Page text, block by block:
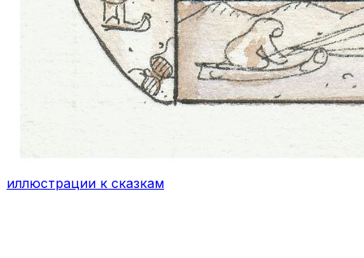
иллюстрации к сказкам